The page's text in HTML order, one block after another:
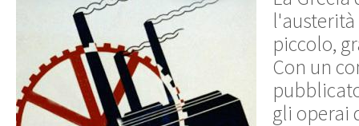
piccolo,
Con un
gli operai